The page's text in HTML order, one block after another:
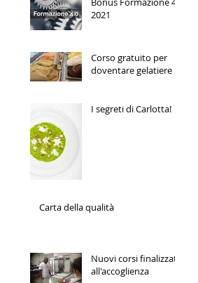
2021
Corso gratuito per
doventare gelatiere
I segreti di Carlotta!
Carta della qualità
Nuovi corsi finalizzati
all'accoglienza